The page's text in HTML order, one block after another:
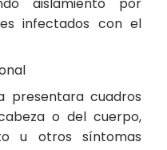
infectados con el
presentara cuadros
o del cuerpo,
u otros síntomas